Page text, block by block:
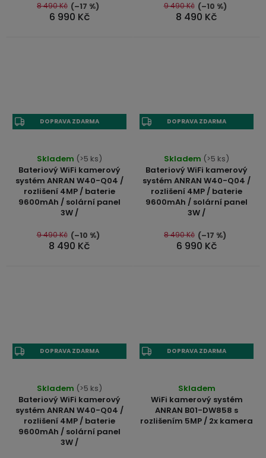
3,5mm
6 990 Kč
8 490 Kč (–17 %)
8 490 Kč
9 490 Kč (–10 %)
DOPRAVA ZDARMA
Bateriový WiFi kamerový
systém ANRAN W40-Q04 /
rozlišení 4MP / baterie
9600mAh / solární panel
3W /
Skladem (>5 ks)
8 490 Kč
9 490 Kč (–10 %)
DOPRAVA ZDARMA
Bateriový WiFi kamerový
systém ANRAN W40-Q04 /
rozlišení 4MP / baterie
9600mAh / solární panel
3W /
Skladem (>5 ks)
6 990 Kč
8 490 Kč (–17 %)
DOPRAVA ZDARMA
Bateriový WiFi kamerový
systém ANRAN W40-Q04 /
rozlišení 4MP / baterie
9600mAh / solární panel
3W /
Skladem (>5 ks)
DOPRAVA ZDARMA
WiFi kamerový systém
ANRAN B01-DW858 s
rozlišením 5MP / 2x kamera
Skladem